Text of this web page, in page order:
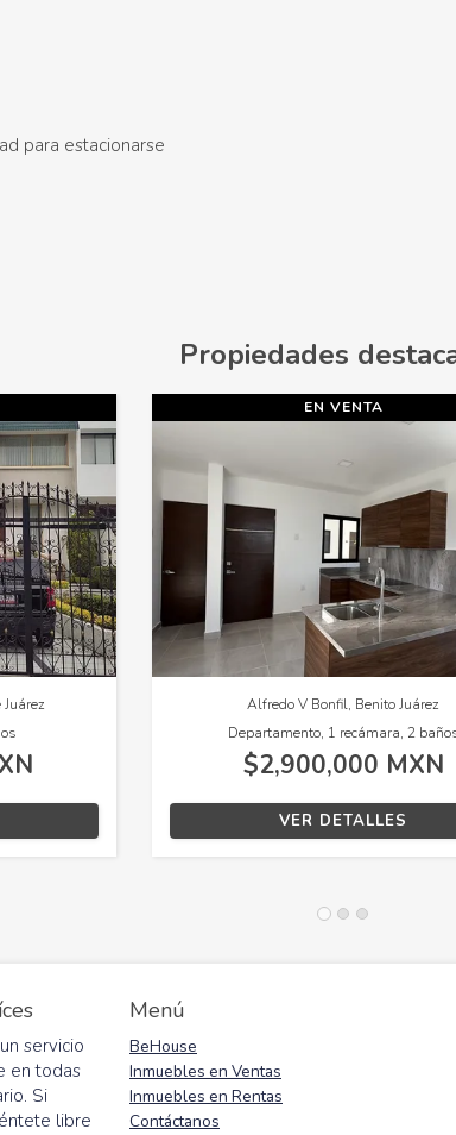
para estacionarse
Propiedades
de Sayavedra, Atizapán de Zaragoza
MXN
Bosque de
Casa, 3
servicio
en todas
Si
libre
Menú
BeHouse
Inmuebles en Ventas
Inmuebles en Rentas
Contáctanos